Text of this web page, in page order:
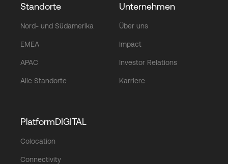
Standorte
Nord- und Südamerika
EMEA
APAC
Alle Standorte
Unternehmen
Über uns
Impact
Investor Relations
Karriere
PlatformDIGITAL
Colocation
Connectivity